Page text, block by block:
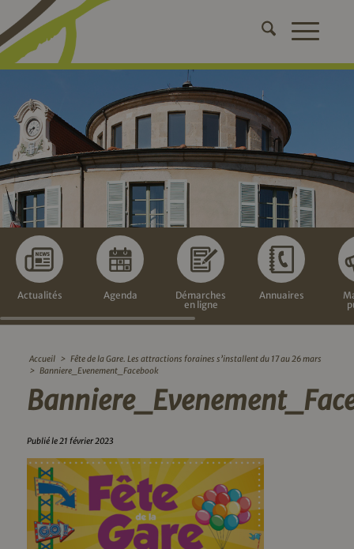
Actualités Agenda
Démarches
en ligne
Annuaires
Accueil > Fête de la Gare. Les attractions foraines s’installent du 17 au 26 mars
> Banniere_Evenement_Facebook
Publié le 21 février 2023